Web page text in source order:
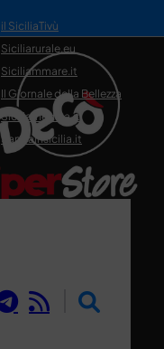
il SiciliaTivù
Siciliarurale.eu
Siciliammare.it
Il Giornale della Bellezza
Siciliamedica.it
Sanitainsicilia.it